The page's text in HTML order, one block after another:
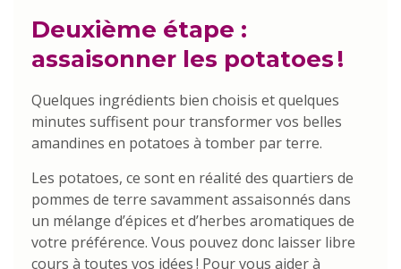
Deuxième étape :
assaisonner les potatoes !
Quelques ingrédients bien choisis et quelques
minutes suffisent pour transformer vos belles
amandines en potatoes à tomber par terre.
Les potatoes, ce sont en réalité des quartiers de
pommes de terre savamment assaisonnés dans
un mélange d’épices et d’herbes aromatiques de
votre préférence. Vous pouvez donc laisser libre
cours à toutes vos idées ! Pour vous aider à